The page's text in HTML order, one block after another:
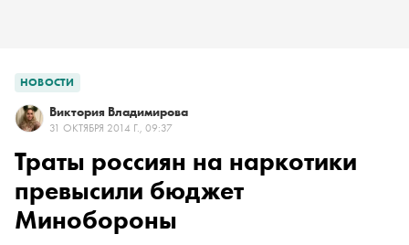
НОВОСТИ
Виктория Владимирова
31 ОКТЯБРЯ 2014 Г., 09:37
Траты россиян на наркотики
превысили бюджет
Минобороны